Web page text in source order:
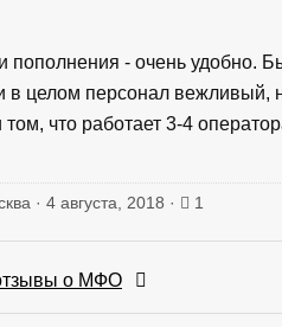
пополнения - очень удобно.
целом персонал вежливый,
что работает 3-4
· 4 августа, 2018 · 1
о МФО